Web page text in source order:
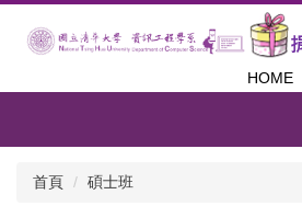
HOME
首頁 碩士班